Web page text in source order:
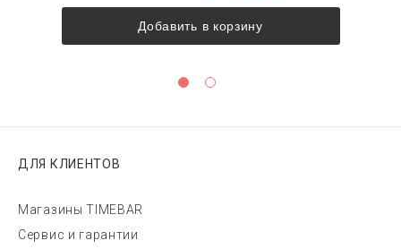
Добавить в корзину
ДЛЯ КЛИЕНТОВ
Магазины TIMEBAR
Сервис и гарантии